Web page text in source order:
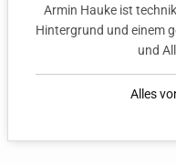
Armin Hauke ist
Hintergrund und einem
und
Alles